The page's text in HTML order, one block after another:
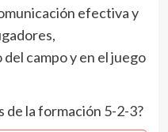
efectiva y
campo y en el juego